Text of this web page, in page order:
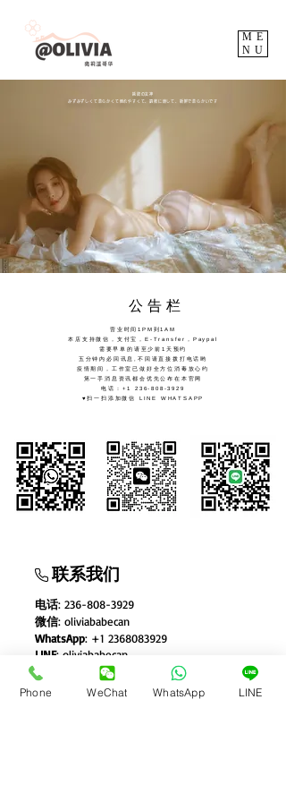
ME
NU
純欲の女神
みずみずしくて柔らかくて倒れやすくて、調教に適して、新鮮で柔らかいです
公告栏
营业时间1PM到1AM
本店支持微信，支付宝，E-Transfer，Paypal
需要早单的请至少前1天预约
五分钟内必回讯息,不回请直接拨打电话哟
疫情期间，工作室已做好全方位消毒放心约
第一手消息资讯都会优先公布在本官网
电话：+1 236-808-3929
♥扫一扫添加微信 LINE WHATSAPP
联系我们
电话: 236-808-3929
微信: oliviababecan
WhatsApp: +1 2368083929
LINE: oliviababecan
扫一扫添加Whatsapp 微信 LINE
Phone WeChat WhatsApp LINE